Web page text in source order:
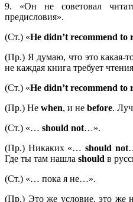
9. «Он не советовал
предисловия».
(Ст.) «He didn’t recommend
(Пр.) Я думаю, что это какая-
не каждая книга требует
(Ст.) «He didn’t recommend
(Пр.) Не when, и не before.
(Ст.) «… should not…».
(Пр.) Никаких «…should not
Где ты там нашла should в
(Ст.) «… пока я не…».
(Пр.) Это же условие, это же